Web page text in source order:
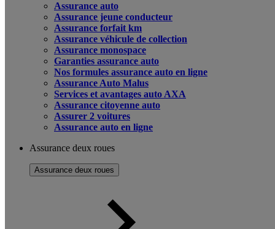
Assurance auto
Assurance jeune conducteur
Assurance forfait km
Assurance véhicule de collection
Assurance monospace
Garanties assurance auto
Nos formules assurance auto en ligne
Assurance Auto Malus
Services et avantages auto AXA
Assurance citoyenne auto
Assurer 2 voitures
Assurance auto en ligne
Assurance deux roues
Assurance deux roues